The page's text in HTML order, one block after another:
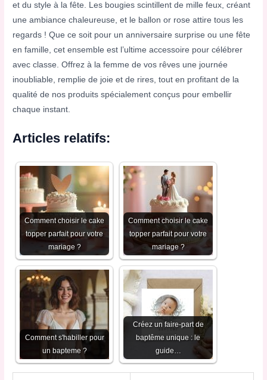
et du style à la fête. Les bougies scintillent de mille feux, créant
une ambiance chaleureuse, et le ballon or rose attire tous les
regards ! Que ce soit pour un anniversaire surprise ou une fête
en famille, cet ensemble est l’ultime accessoire pour célébrer
avec classe. Offrez à la femme de vos rêves une journée
inoubliable, remplie de joie et de rires, tout en profitant de la
qualité de nos produits spécialement conçus pour embellir
chaque instant.
Articles relatifs:
Comment choisir le cake
topper parfait pour votre
mariage ?
Comment choisir le cake
topper parfait pour votre
mariage ?
Comment s'habiller pour
un bapteme​ ?
Créez un faire-part de
baptême unique : le
guide…